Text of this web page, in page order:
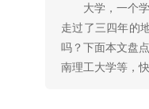
大学，一个
走过了三四年的
吗？下面本文盘
南理工大学等，